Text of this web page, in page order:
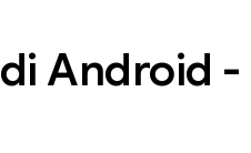
Android -